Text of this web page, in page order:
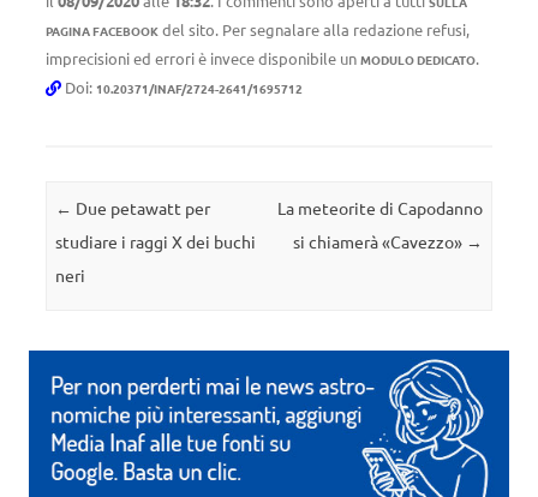
PAGINA FACEBOOK del sito. Per segnalare alla redazione refusi,
imprecisioni ed errori è invece disponibile un MODULO DEDICATO.
Doi: 10.20371/INAF/2724-2641/1695712
Navigazione articolo
← Due petawatt per
studiare i raggi X dei buchi
neri
La meteorite di Capodanno
si chiamerà «Cavezzo» →